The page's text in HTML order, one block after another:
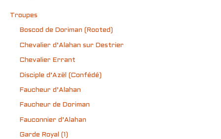
Troupes
Boscod de Doriman (Rooted)
Chevalier d’Alahan sur Destrier
Chevalier Errant
Disciple d’Azël (Confédé)
Faucheur d’Alahan
Faucheur de Doriman
Fauconnier d’Alahan
Garde Royal (1)